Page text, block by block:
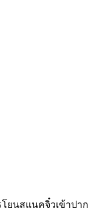
ยนสแนคจิ๋วเข้าปาก